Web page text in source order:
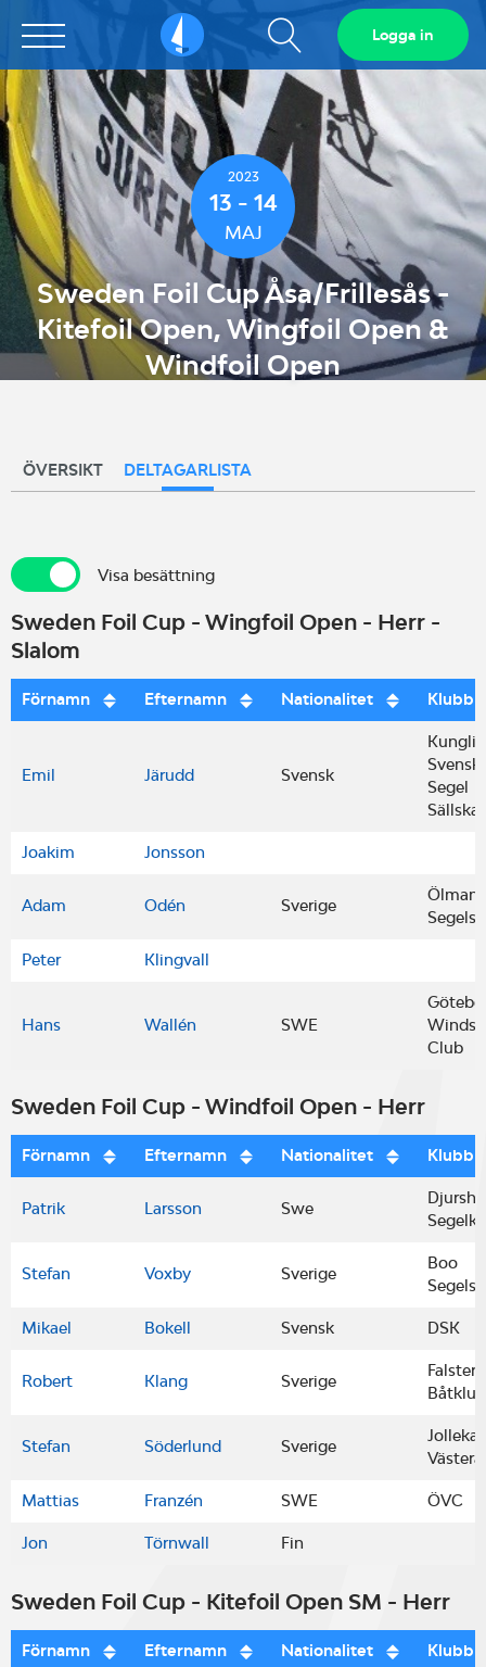
Sailarena Visa
sökfält
Logga in
2023
13 - 14
MAJ
Sweden Foil Cup Åsa/Frillesås -
Kitefoil Open, Wingfoil Open &
Windfoil Open
ÖVERSIKT DELTAGARLISTA
Visa besättningVisa besättning
Sweden Foil Cup - Wingfoil Open - Herr -
Slalom
Förnamn Efternamn Nationalitet Klubb
Emil Järudd Svensk
Segel
Joakim Jonsson
Adam Odén Sverige
Peter Klingvall
Hans Wallén SWE
Club
Sweden Foil Cup - Windfoil Open - Herr
Förnamn Efternamn Nationalitet Klubb
Patrik Larsson Swe
Stefan Voxby Sverige
Boo
Mikael Bokell Svensk DSK
Robert Klang Sverige
Stefan Söderlund Sverige
Mattias Franzén SWE ÖVC
Jon Törnwall Fin
Sweden Foil Cup - Kitefoil Open SM - Herr
Förnamn Efternamn Nationalitet Klubb